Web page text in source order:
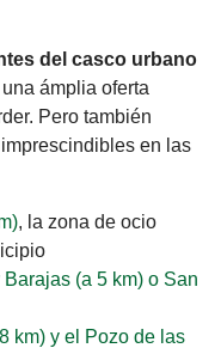
del casco urbano
ámplia oferta
Pero también
en las
, la zona de ocio
(a 5 km) o San
km) y el Pozo de las